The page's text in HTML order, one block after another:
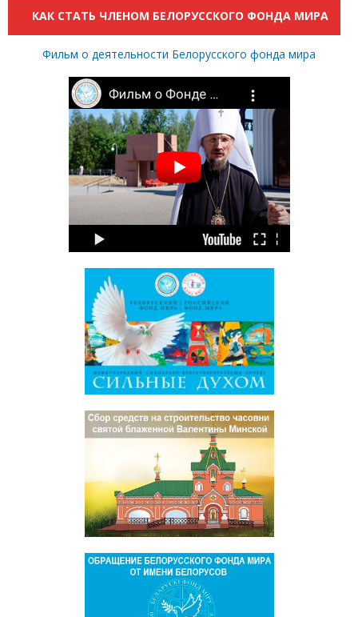
КАК СТАТЬ ЧЛЕНОМ БЕЛОРУССКОГО ФОНДА МИРА
Фильм о деятельности Белорусского фонда мира